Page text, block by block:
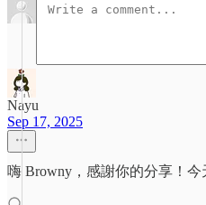
Nayu
Sep 17, 2025
嗨 Browny，感謝你的分享！